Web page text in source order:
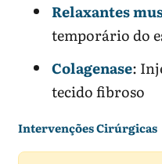
Relaxantes
temporário do
Colagenase:
tecido fibroso
Intervenções Cirúrgicas